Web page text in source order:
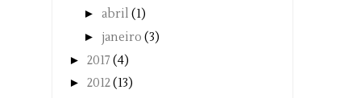
► abril (1)
► janeiro (3)
► 2017 (4)
► 2012(13)